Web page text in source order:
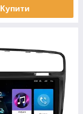
Купити